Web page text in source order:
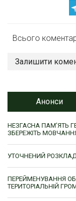
Всього
Залишити
Анонси
НЕЗГАСНА ПАМ’ЯТЬ
ЗБЕРЕЖІТЬ
УТОЧНЕНИЙ РОЗКЛАД
ПЕРЕЙМЕНУВАННЯ
ТЕРИТОРІАЛЬНІЙ